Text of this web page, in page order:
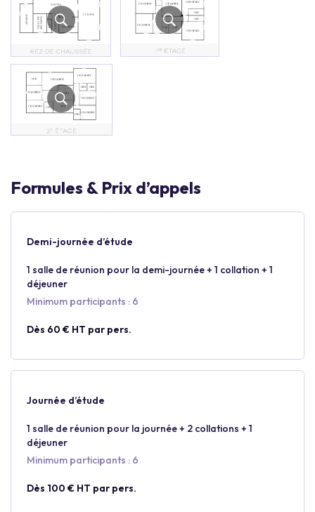
Formules & Prix d’appels
Demi-journée d’étude
1 salle de réunion pour la demi-journée + 1 collation + 1
déjeuner
Minimum participants : 6
Dès 60 € HT par pers.
Journée d’étude
1 salle de réunion pour la journée + 2 collations + 1
déjeuner
Minimum participants : 6
Dès 100 € HT par pers.